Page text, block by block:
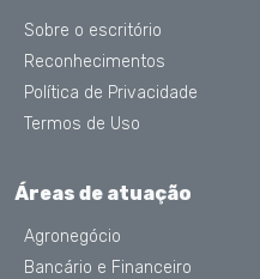
Sobre o escritório
Reconhecimentos
Política de Privacidade
Termos de Uso
Áreas de atuação
Agronegócio
Bancário e Financeiro